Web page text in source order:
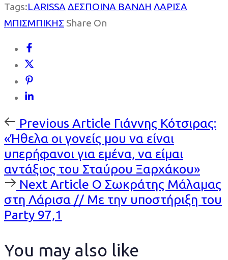
Tags:LARISSA ΔΕΣΠΟΙΝΑ ΒΑΝΔΗ ΛΑΡΙΣΑ
ΜΠΙΣΜΠΙΚΗΣ Share On
Previous
Article
Previous Article Γιάννης Κότσιρας:
«Ήθελα οι γονείς μου να είναι
υπερήφανοι για εμένα, να είμαι
αντάξιος του Σταύρου Ξαρχάκου»
Next
Article
Next Article Ο Σωκράτης Μάλαμας
στη Λάρισα // Με την υποστήριξη του
Party 97,1
You may also like